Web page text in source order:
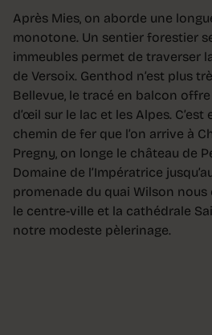
Après Mies, on aborde une
monotone. Un sentier forestier
immeubles permet de traverser
de Versoix. Genthod n’est plus
Bellevue, le tracé en balcon
d’œil sur le lac et les Alpes.
chemin de fer que l’on arrive à
Pregny, on longe le château de
Domaine de l’Impératrice
promenade du quai Wilson
le centre-ville et la cathédrale
notre modeste pèlerinage.